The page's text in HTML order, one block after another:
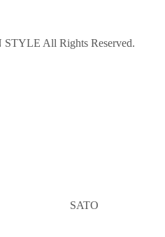
All Rights Reserved.
SATO